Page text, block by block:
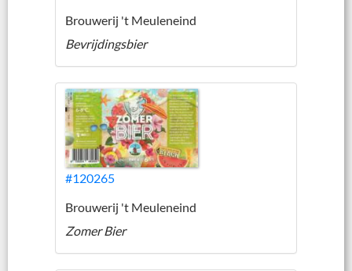
Brouwerij 't Meuleneind
Bevrijdingsbier
#120265
Brouwerij 't Meuleneind
Zomer Bier